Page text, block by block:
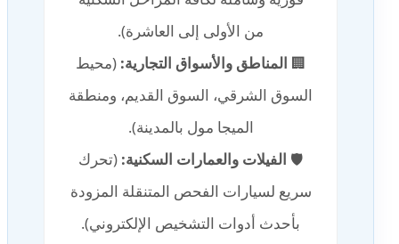
من الأولى إلى العاشرة).
🏢 المناطق والأسواق التجارية: (محيط
السوق الشرقي، السوق القديم، ومنطقة
الميجا مول بالمدينة).
🛡️ الفيلات والعمارات السكنية: (تحرك
سريع لسيارات الفحص المتنقلة المزودة
بأحدث أدوات التشخيص الإلكتروني).